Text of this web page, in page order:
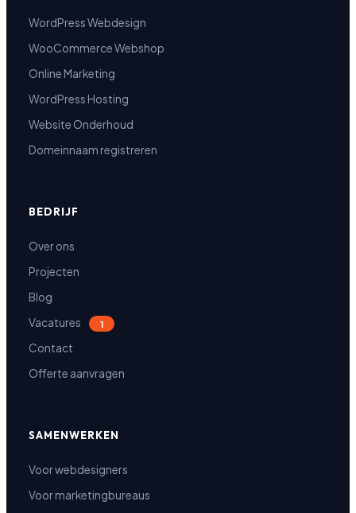
WordPress Webdesign
WooCommerce Webshop
Online Marketing
WordPress Hosting
Website Onderhoud
Domeinnaam registreren
BEDRIJF
Over ons
Projecten
Blog
Vacatures
1
Contact
Offerte aanvragen
SAMENWERKEN
Voor webdesigners
Voor marketingbureaus